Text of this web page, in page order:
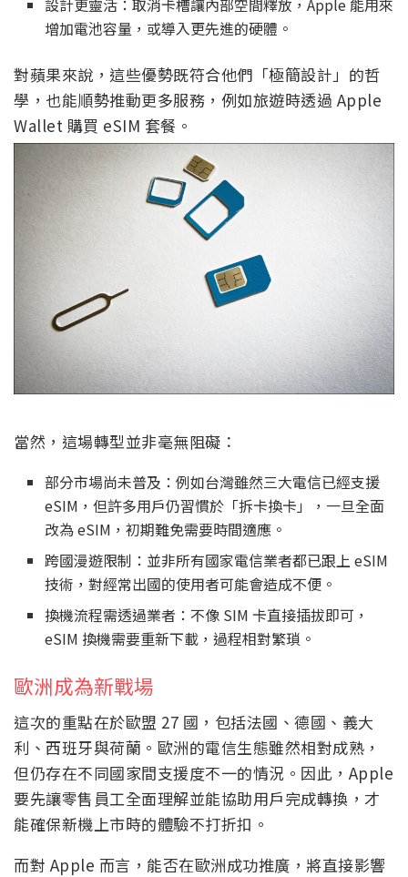
設計更靈活：取消卡槽讓內部空間釋放，Apple 能用來
增加電池容量，或導入更先進的硬體。
對蘋果來說，這些優勢既符合他們「極簡設計」的哲
學，也能順勢推動更多服務，例如旅遊時透過 Apple
Wallet 購買 eSIM 套餐。
當然，這場轉型並非毫無阻礙：
部分市場尚未普及：例如台灣雖然三大電信已經支援
eSIM，但許多用戶仍習慣於「拆卡換卡」，一旦全面
改為 eSIM，初期難免需要時間適應。
跨國漫遊限制：並非所有國家電信業者都已跟上 eSIM
技術，對經常出國的使用者可能會造成不便。
換機流程需透過業者：不像 SIM 卡直接插拔即可，
eSIM 換機需要重新下載，過程相對繁瑣。
歐洲成為新戰場
這次的重點在於歐盟 27 國，包括法國、德國、義大
利、西班牙與荷蘭。歐洲的電信生態雖然相對成熟，
但仍存在不同國家間支援度不一的情況。因此，Apple
要先讓零售員工全面理解並能協助用戶完成轉換，才
能確保新機上市時的體驗不打折扣。
而對 Apple 而言，能否在歐洲成功推廣，將直接影響